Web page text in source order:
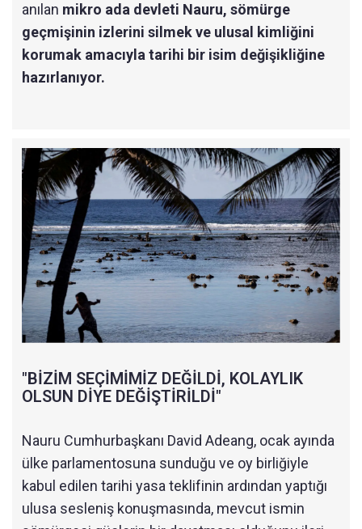
anılan mikro ada devleti Nauru, sömürge
geçmişinin izlerini silmek ve ulusal kimliğini
korumak amacıyla tarihi bir isim değişikliğine
hazırlanıyor.
"BİZİM SEÇİMİMİZ DEĞİLDİ, KOLAYLIK
OLSUN DİYE DEĞİŞTİRİLDİ"
Nauru Cumhurbaşkanı David Adeang, ocak ayında
ülke parlamentosuna sunduğu ve oy birliğiyle
kabul edilen tarihi yasa teklifinin ardından yaptığı
ulusa sesleniş konuşmasında, mevcut ismin